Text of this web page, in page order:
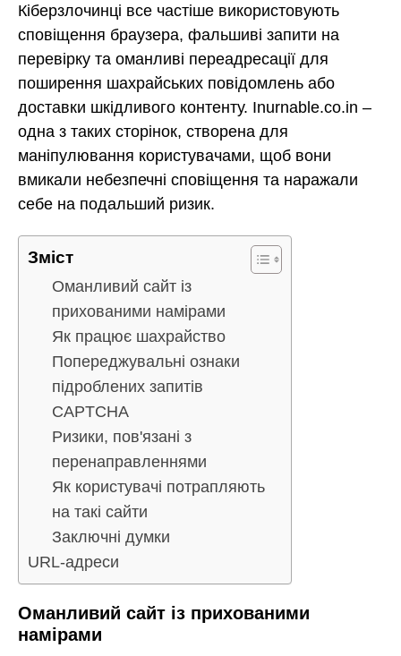
Кіберзлочинці все частіше використовують
сповіщення браузера, фальшиві запити на
перевірку та оманливі переадресації для
поширення шахрайських повідомлень або
доставки шкідливого контенту. Inurnable.co.in –
одна з таких сторінок, створена для
маніпулювання користувачами, щоб вони
вмикали небезпечні сповіщення та наражали
себе на подальший ризик.
Зміст
Оманливий сайт із
прихованими намірами
Як працює шахрайство
Попереджувальні ознаки
підроблених запитів
CAPTCHA
Ризики, пов'язані з
перенаправленнями
Як користувачі потрапляють
на такі сайти
Заключні думки
URL-адреси
Оманливий сайт із прихованими
намірами